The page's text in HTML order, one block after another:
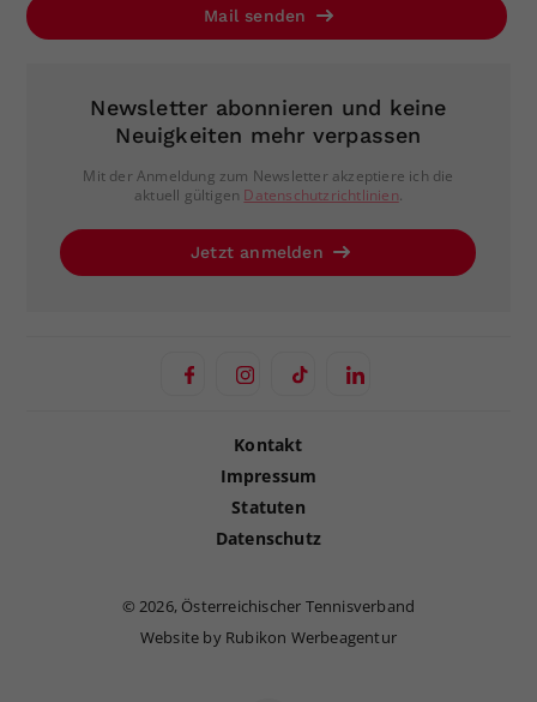
Mail senden
Newsletter abonnieren und keine
Neuigkeiten mehr verpassen
Mit der Anmeldung zum Newsletter akzeptiere ich die
aktuell gültigen Datenschutzrichtlinien.
Jetzt anmelden
Kontakt
Impressum
Statuten
Datenschutz
©2026, Österreichischer Tennisverband
Website by Rubikon Werbeagentur